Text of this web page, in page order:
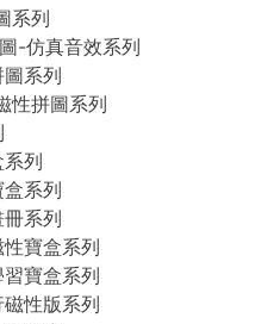
系列
-仿真音效系列
系列
性拼圖系列
列
系列
系列
寶盒系列
寶盒系列
性版系列